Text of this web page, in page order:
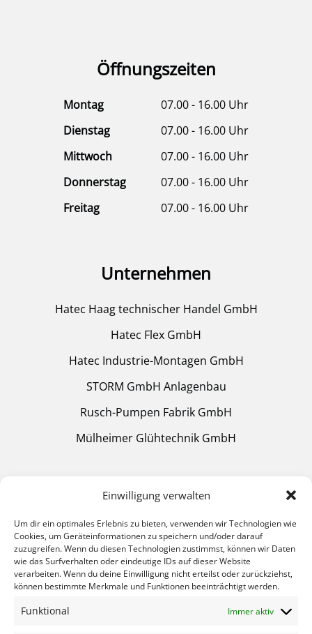
Einwilligung verwalten
Um dir ein optimales Erlebnis zu bieten, verwenden wir Technologien wie
Cookies, um Geräteinformationen zu speichern und/oder darauf
zuzugreifen. Wenn du diesen Technologien zustimmst, können wir Daten
wie das Surfverhalten oder eindeutige IDs auf dieser Website
verarbeiten. Wenn du deine Einwilligung nicht erteilst oder zurückziehst,
können bestimmte Merkmale und Funktionen beeinträchtigt werden.
Funktional Immer aktiv
Öffnungszeiten
Montag
07.00 - 16.00 Uhr
Dienstag
07.00 - 16.00 Uhr
Mittwoch
07.00 - 16.00 Uhr
Donnerstag
07.00 - 16.00 Uhr
Freitag
07.00 - 16.00 Uhr
Unternehmen
Hatec Haag technischer Handel GmbH
Hatec Flex GmbH
Hatec Industrie-Montagen GmbH
STORM GmbH Anlagenbau
Rusch-Pumpen Fabrik GmbH
Mülheimer Glühtechnik GmbH
Quick Links
Home
Produkte
Service